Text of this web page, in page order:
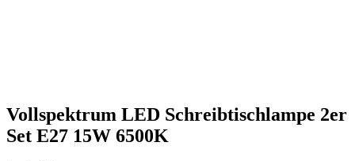
Vollspektrum LED Schreibtischlampe 2er
Set E27 15W 6500K